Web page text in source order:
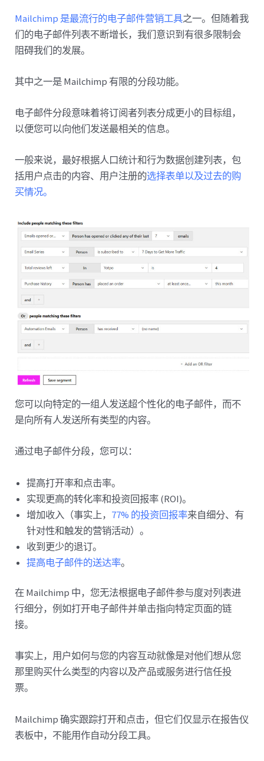
Mailchimp 是最流行的电子邮件营销工具之一。但随着我
们的电子邮件列表不断增长，我们意识到有很多限制会
阻碍我们的发展。
其中之一是 Mailchimp 有限的分段功能。
电子邮件分段意味着将订阅者列表分成更小的目标组，
以便您可以向他们发送最相关的信息。
一般来说，最好根据人口统计和行为数据创建列表，包
括用户点击的内容、用户注册的选择表单以及过去的购
买情况。
您可以向特定的一组人发送超个性化的电子邮件，而不
是向所有人发送所有类型的内容。
通过电子邮件分段，您可以：
提高打开率和点击率。
实现更高的转化率和投资回报率 (ROI)。
增加收入（事实上， 77% 的投资回报率来自细分、有
针对性和触发的营销活动）。
收到更少的退订。
提高电子邮件的送达率。
在 Mailchimp 中，您无法根据电子邮件参与度对列表进
行细分，例如打开电子邮件并单击指向特定页面的链
接。
事实上，用户如何与您的内容互动就像是对他们想从您
那里购买什么类型的内容以及产品或服务进行信任投
票。
Mailchimp 确实跟踪打开和点击，但它们仅显示在报告仪
表板中，不能用作自动分段工具。